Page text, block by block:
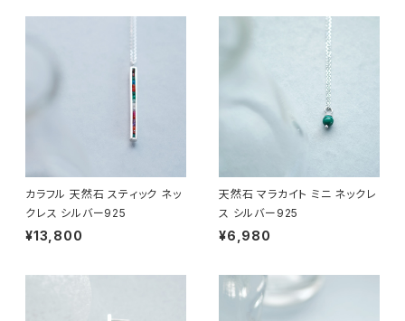
カラフル 天然石 スティック ネッ
クレス シルバー925
¥13,800
天然石 マラカイト ミニ ネックレ
ス シルバー925
¥6,980